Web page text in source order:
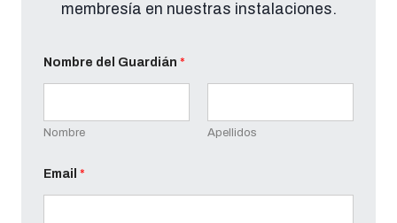
membresía en nuestras instalaciones.
Nombre del Guardián *
Nombre Apellidos
Email *